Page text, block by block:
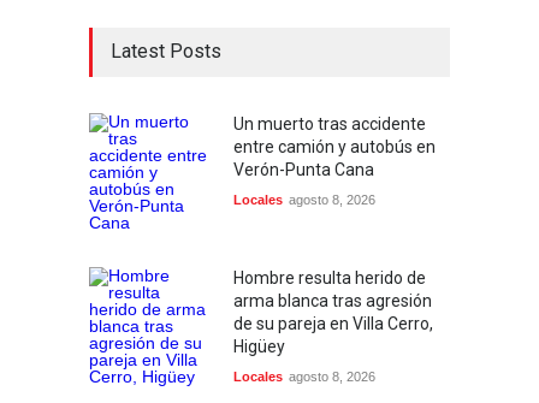
Latest Posts
Un muerto tras accidente
entre camión y autobús en
Verón-Punta Cana
Locales agosto 8, 2026
Hombre resulta herido de
arma blanca tras agresión
de su pareja en Villa Cerro,
Higüey
Locales agosto 8, 2026